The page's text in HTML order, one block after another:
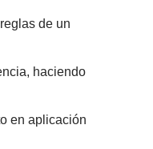
de un
haciendo
en aplicación